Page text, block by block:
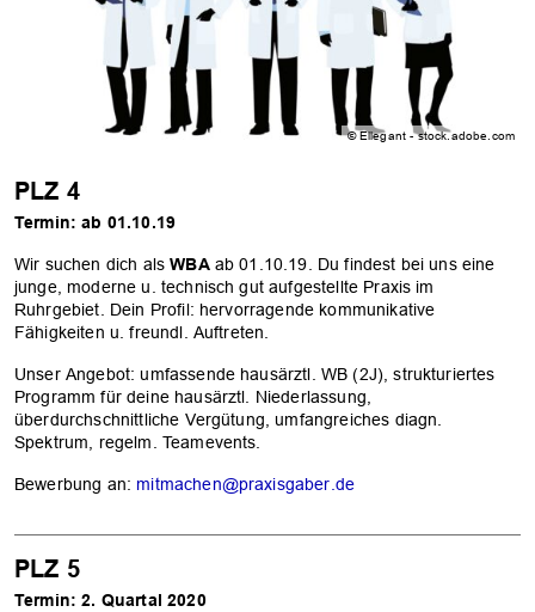
© Ellegant - stock.adobe.com
PLZ 4
Termin: ab 01.10.19
Wir suchen dich alsWBAab 01.10.19. Du findest bei uns eine
junge, moderne u. technisch gut aufgestellte Praxis im
Ruhrgebiet. Dein Profil: hervorragende kommunikative
Fähigkeiten u. freundl. Auftreten.
Unser Angebot: umfassende hausärztl. WB (2J), strukturiertes
Programm für deine hausärztl. Niederlassung,
überdurchschnittliche Vergütung, umfangreiches diagn.
Spektrum, regelm. Teamevents.
Bewerbung an: mitmachen@praxisgaber.de
PLZ 5
Termin: 2. Quartal 2020